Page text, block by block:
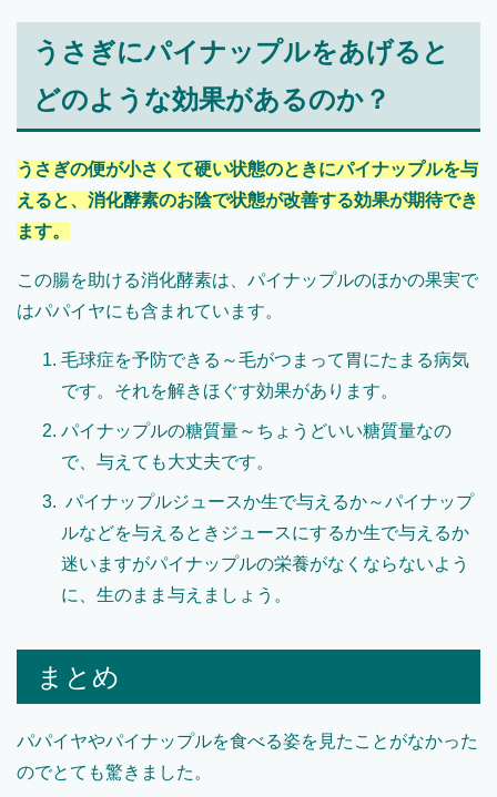
うさぎにパイナップルをあげると
どのような効果があるのか？
うさぎの便が小さくて硬い状態のときにパイナップルを与
えると、消化酵素のお陰で状態が改善する効果が期待でき
ます。
この腸を助ける消化酵素は、パイナップルのほかの果実で
はパパイヤにも含まれています。
毛球症を予防できる～毛がつまって胃にたまる病気
です。それを解きほぐす効果があります。
パイナップルの糖質量～ちょうどいい糖質量なの
で、与えても大丈夫です。
パイナップルジュースか生で与えるか～パイナップ
ルなどを与えるときジュースにするか生で与えるか
迷いますがパイナップルの栄養がなくならないよう
に、生のまま与えましょう。
まとめ
パパイヤやパイナップルを食べる姿を見たことがなかった
のでとても驚きました。